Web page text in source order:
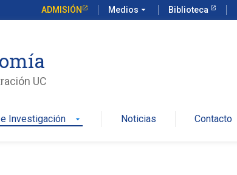
ADMISIÓN Medios arrow_drop_down Biblioteca
UC
Investigación arrow_drop_down Noticias Contacto